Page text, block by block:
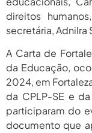
direitos
secretária, Adnilra
A Carta de
da Educação,
2024, em
da CPLP-SE e
participaram do
documento que